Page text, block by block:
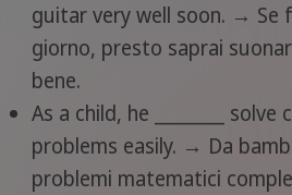
guitar very well soon. → Se
giorno, presto saprai
bene.
As a child, he ________
problems easily. → Da
problemi matematici